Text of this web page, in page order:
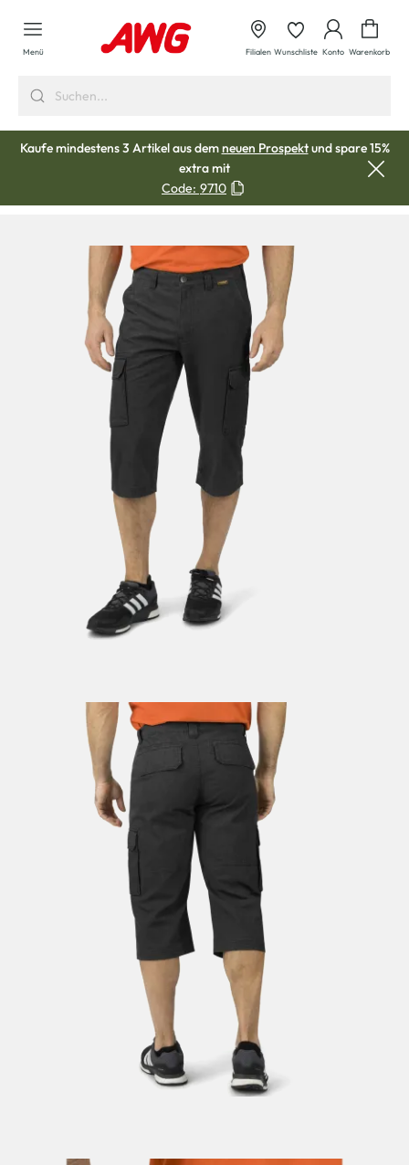
springen
Menü Filialen Wunschliste Konto Warenkorb
Kaufe mindestens 3 Artikel aus demneuen Prospektund spare 15%
extra mit
Code: 9710